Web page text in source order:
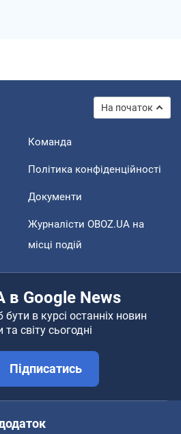
На початок
Команда
Політика конфіденційності
Документи
Журналісти OBOZ.UA на
місці подій
в Google News
в курсі останніх новин
та світу сьогодні
Підписатись